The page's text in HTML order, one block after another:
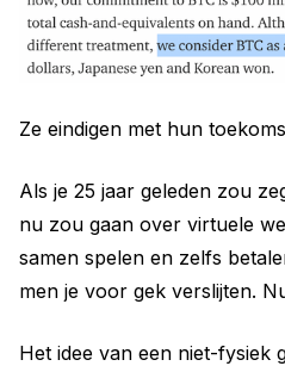
Ze eindigen met hun
Als je 25 jaar geleden zou
nu zou gaan over virtuele
samen spelen en zelfs
men je voor gek verslijten.
Het idee van een niet-fysiek